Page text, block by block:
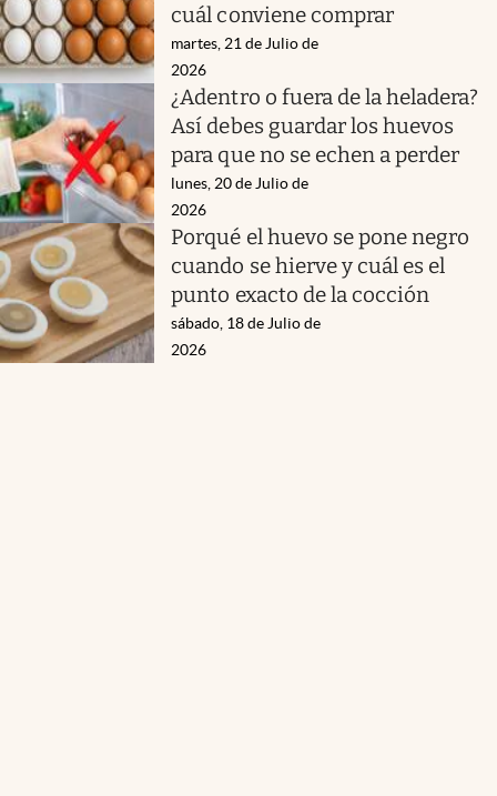
cuál conviene comprar
martes, 21 de Julio de
2026
¿Adentro o fuera de la heladera?
Así debes guardar los huevos
para que no se echen a perder
lunes, 20 de Julio de
2026
Porqué el huevo se pone negro
cuando se hierve y cuál es el
punto exacto de la cocción
sábado, 18 de Julio de
2026